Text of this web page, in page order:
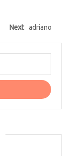
Next adriano